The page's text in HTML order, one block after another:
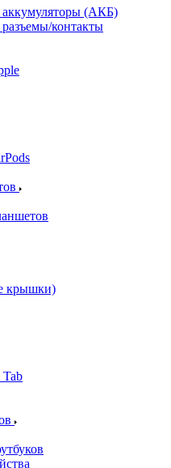
крышки)
дисплеи